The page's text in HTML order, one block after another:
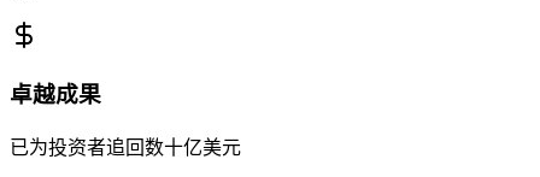
卓越成果
已为投资者追回数十亿美元